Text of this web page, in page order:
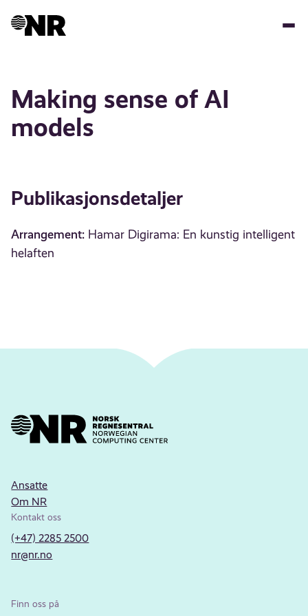
Making sense of AI
models
Publikasjonsdetaljer
Arrangement: Hamar Digirama: En kunstig intelligent
helaften
Ansatte
Om NR
Kontakt oss
(+47) 2285 2500
nr@nr.no
Finn oss på